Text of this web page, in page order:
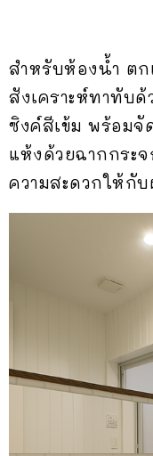
สำหรับห้องน้ำ ตก
สังเคราะห์ทาทับ
ซิงค์สีเข้ม พร้อมจั
แห้งด้วยฉากกระ
ความสะดวกให้กั